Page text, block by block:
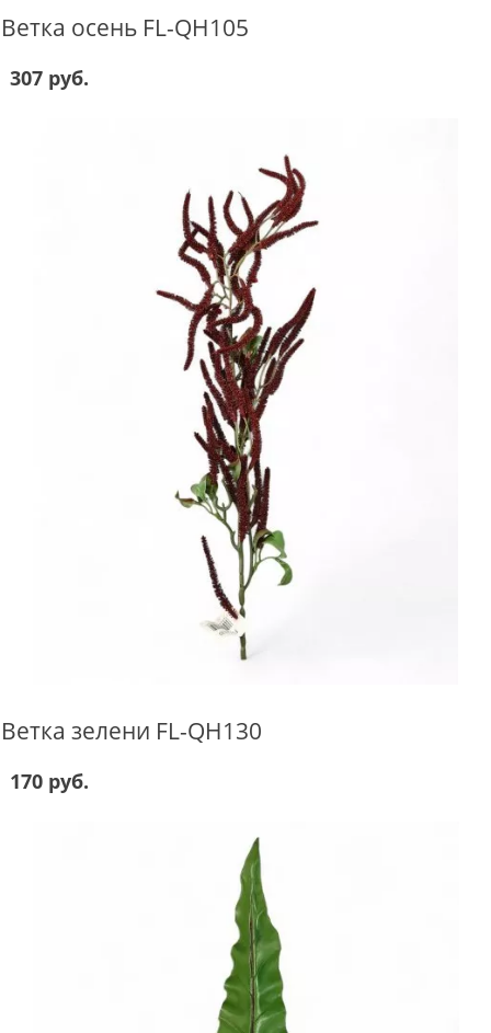
Ветка осень FL-QH105
307 руб.
Ветка зелени FL-QH130
170 руб.